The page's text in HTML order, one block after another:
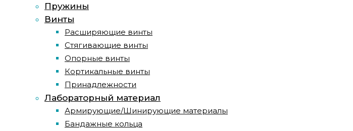
Пружины
Винты
Расширяющие винты
Стягивающие винты
Опорные винты
Кортикальные винты
Принадлежности
Лабораторный материал
Армирующие/Шинирующие материалы
Бандажные кольца